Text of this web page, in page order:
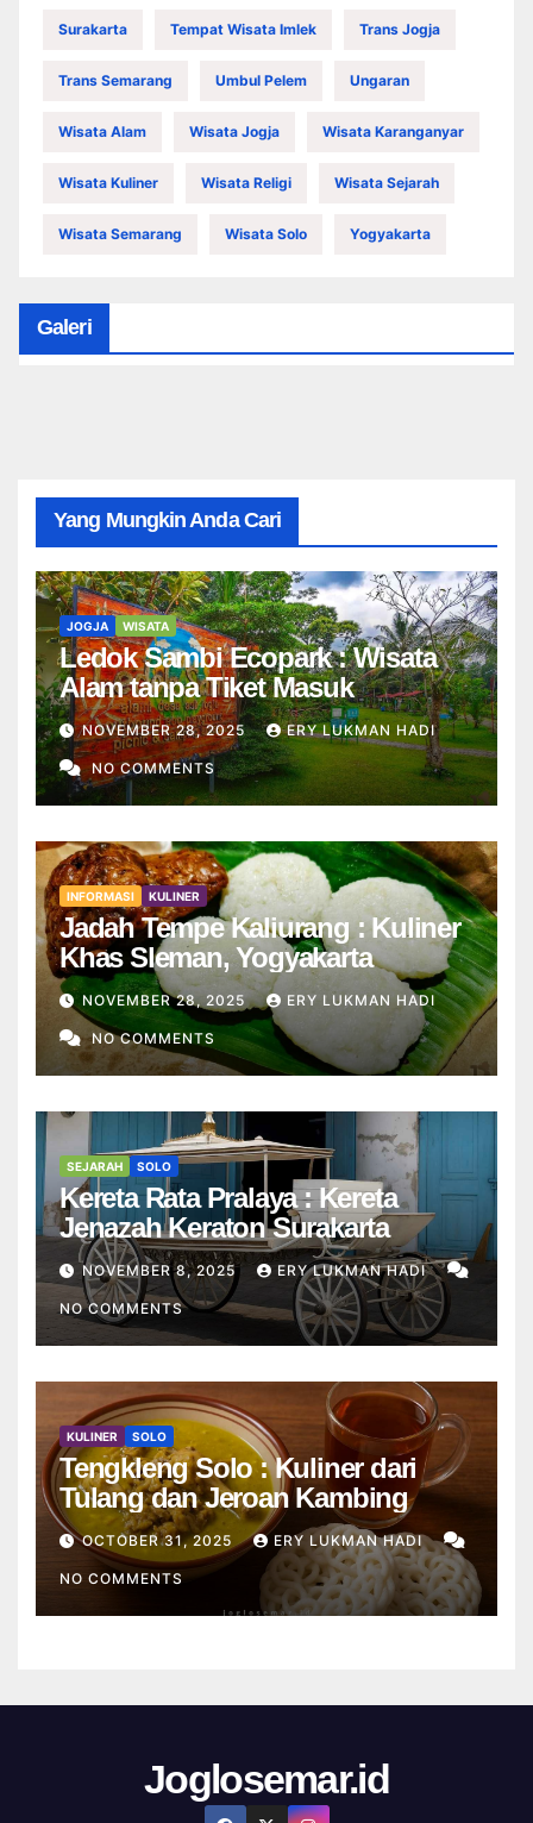
Surakarta Tempat Wisata Imlek Trans Jogja
Trans Semarang Umbul Pelem Ungaran
Wisata Alam Wisata Jogja Wisata Karanganyar
Wisata Kuliner Wisata Religi Wisata Sejarah
Wisata Semarang Wisata Solo Yogyakarta
Galeri
Yang Mungkin Anda Cari
JOGJA WISATA
Ledok Sambi Ecopark : Wisata
Alam tanpa Tiket Masuk
NOVEMBER 28, 2025 ERY LUKMAN HADI
NO COMMENTS
INFORMASI KULINER
Jadah Tempe Kaliurang : Kuliner
Khas Sleman, Yogyakarta
NOVEMBER 28, 2025 ERY LUKMAN HADI
NO COMMENTS
SEJARAH SOLO
Kereta Rata Pralaya : Kereta
Jenazah Keraton Surakarta
NOVEMBER 8, 2025 ERY LUKMAN HADI
NO COMMENTS
KULINER SOLO
Tengkleng Solo : Kuliner dari
Tulang dan Jeroan Kambing
OCTOBER 31, 2025 ERY LUKMAN HADI
NO COMMENTS
Joglosemar.id